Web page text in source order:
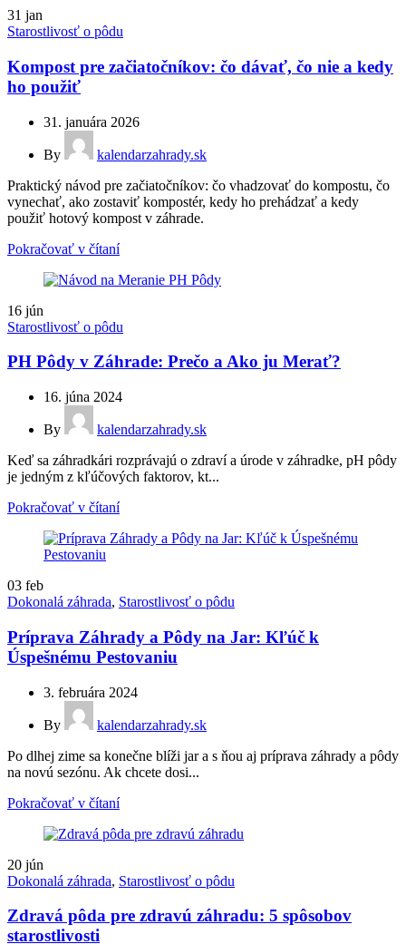
31 jan
Starostlivosť o pôdu
Kompost pre začiatočníkov: čo dávať, čo nie a kedy
ho použiť
31. januára 2026
By
kalendarzahrady.sk
Praktický návod pre začiatočníkov: čo vhadzovať do kompostu, čo
vynechať, ako zostaviť kompostér, kedy ho prehádzať a kedy
použiť hotový kompost v záhrade.
Pokračovať v čítaní
16 jún
Starostlivosť o pôdu
PH Pôdy v Záhrade: Prečo a Ako ju Merať?
16. júna 2024
By
kalendarzahrady.sk
Keď sa záhradkári rozprávajú o zdraví a úrode v záhradke, pH pôdy
je jedným z kľúčových faktorov, kt...
Pokračovať v čítaní
03 feb
Dokonalá záhrada, Starostlivosť o pôdu
Príprava Záhrady a Pôdy na Jar: Kľúč k
Úspešnému Pestovaniu
3. februára 2024
By
kalendarzahrady.sk
Po dlhej zime sa konečne blíži jar a s ňou aj príprava záhrady a pôdy
na novú sezónu. Ak chcete dosi...
Pokračovať v čítaní
20 jún
Dokonalá záhrada, Starostlivosť o pôdu
Zdravá pôda pre zdravú záhradu: 5 spôsobov
starostlivosti